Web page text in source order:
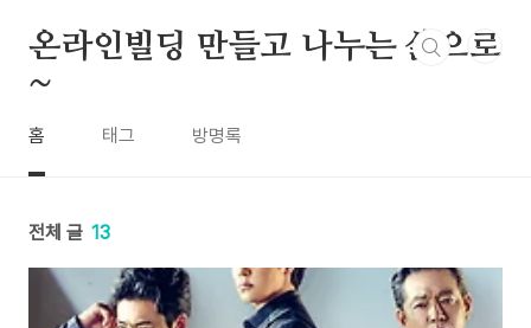
온라인빌딩 만들고 나누는 삶으로
~
홈 태그 방명록
전체 글 13